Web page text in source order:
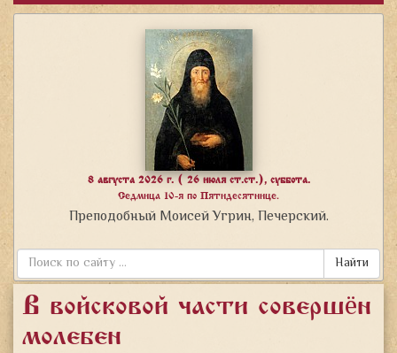
8 августа 2026 г. ( 26 июля ст.ст.), суббота.
Седмица 10-я по Пятидесятнице.
Преподобный Моисей Угрин, Печерский.
Найти
В войсковой части совершён
молебен